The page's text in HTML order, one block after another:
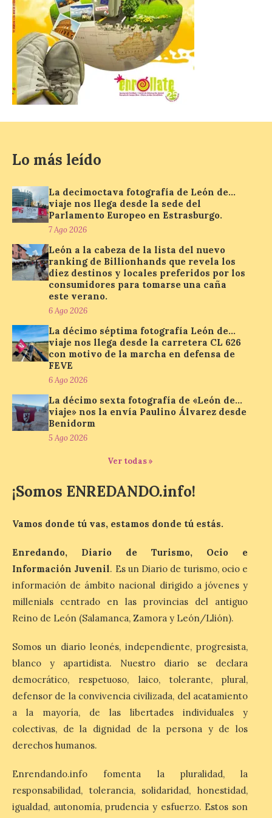
[…]
El Gobierno de España
lanza un visor web para
localizar y disfrutar del
eclipse solar del 12 de
agosto con seguridad
Se trata de un visor web
posición exacta del Sol y
así localizar el lugar ideal
para observar el eclipse
solar del 12 de agosto de 2026 sin
obstáculos. El visor es una herramienta a
Paradores renueva su
compromiso con La Vuelta
como patrocinador oficial
7 Ago 2026
volverá a estar presente
junto al control de firmas
y, como novedad, en el
Leaders Lounge, dos espacios exclusivos
para los ciclistas. El recorrido de La
Vuelta discurrirá junto a 17 […]
Última llamada: Eclipse
Dónde alojarse y a qué
precio
7 Ago 2026
León es la provincia más
económica (116€/noche),
pero también una de las
más agotadas: solo un 4%
provincias con menos margen: apenas un
1% de los alojamientos siguen libres para
esas […]
El eclipse genera un boom
de reservas hoteleras y
precios desorbitados,
7 Ago 2026
Asturias lidera el impacto
Lo más leído
La decimoctava fotografía de León de…
viaje nos llega desde la sede del
Parlamento Europeo en Estrasburgo.
7 Ago 2026
León a la cabeza de la lista del nuevo
ranking de Billionhands que revela los
diez destinos y locales preferidos por los
consumidores para tomarse una caña
este verano.
6 Ago 2026
La décimo séptima fotografía León de…
viaje nos llega desde la carretera CL 626
con motivo de la marcha en defensa de
FEVE
6 Ago 2026
La décimo sexta fotografía de «León de…
viaje» nos la envía Paulino Álvarez desde
Benidorm
5 Ago 2026
Ver todas »
¡Somos ENREDANDO.info!
Vamos donde tú vas, estamos donde tú estás.
Enredando, Diario de Turismo, Ocio e
Información Juvenil. Es un Diario de turismo, ocio e
información de ámbito nacional dirigido a jóvenes y
millenials centrado en las provincias del antiguo
Reino de León (Salamanca, Zamora y León/Llión).
Somos un diario leonés, independiente, progresista,
blanco y apartidista. Nuestro diario se declara
democrático, respetuoso, laico, tolerante, plural,
defensor de la convivencia civilizada, del acatamiento
a la mayoría, de las libertades individuales y
colectivas, de la dignidad de la persona y de los
derechos humanos.
Enrendando.info fomenta la pluralidad, la
responsabilidad, tolerancia, solidaridad, honestidad,
igualdad, autonomía, prudencia y esfuerzo. Estos son